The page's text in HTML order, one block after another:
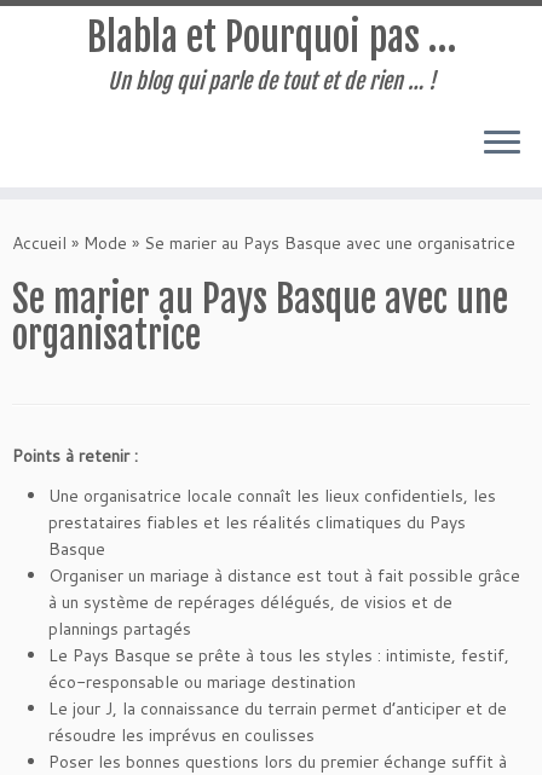
au
Blabla et Pourquoi pas …
Un blog qui parle de tout et de rien … !
Accueil » Mode » Se marier au Pays Basque avec une organisatrice
Se marier au Pays Basque avec une
organisatrice
Points à retenir :
Une organisatrice locale connaît les lieux confidentiels, les
prestataires fiables et les réalités climatiques du Pays
Basque
Organiser un mariage à distance est tout à fait possible grâce
à un système de repérages délégués, de visios et de
plannings partagés
Le Pays Basque se prête à tous les styles : intimiste, festif,
éco-responsable ou mariage destination
Le jour J, la connaissance du terrain permet d’anticiper et de
résoudre les imprévus en coulisses
Poser les bonnes questions lors du premier échange suffit à